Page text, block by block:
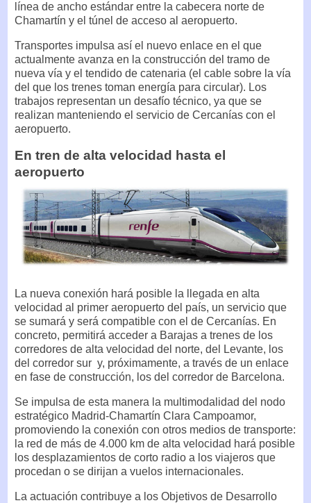
línea de ancho estándar entre la cabecera norte de
Chamartín y el túnel de acceso al aeropuerto.
Transportes impulsa así el nuevo enlace en el que
actualmente avanza en la construcción del tramo de
nueva vía y el tendido de catenaria (el cable sobre la vía
del que los trenes toman energía para circular). Los
trabajos representan un desafío técnico, ya que se
realizan manteniendo el servicio de Cercanías con el
aeropuerto.
En tren de alta velocidad hasta el
aeropuerto
La nueva conexión hará posible la llegada en alta
velocidad al primer aeropuerto del país, un servicio que
se sumará y será compatible con el de Cercanías. En
concreto, permitirá acceder a Barajas a trenes de los
corredores de alta velocidad del norte, del Levante, los
del corredor sur y, próximamente, a través de un enlace
en fase de construcción, los del corredor de Barcelona.
Se impulsa de esta manera la multimodalidad del nodo
estratégico Madrid-Chamartín Clara Campoamor,
promoviendo la conexión con otros medios de transporte:
la red de más de 4.000 km de alta velocidad hará posible
los desplazamientos de corto radio a los viajeros que
procedan o se dirijan a vuelos internacionales.
La actuación contribuye a los Objetivos de Desarrollo